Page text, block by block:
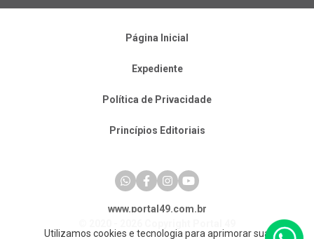
Página Inicial
Expediente
Política de Privacidade
Princípios Editoriais
www.portal49.com.br
Utilizamos cookies e tecnologia para aprimorar sua